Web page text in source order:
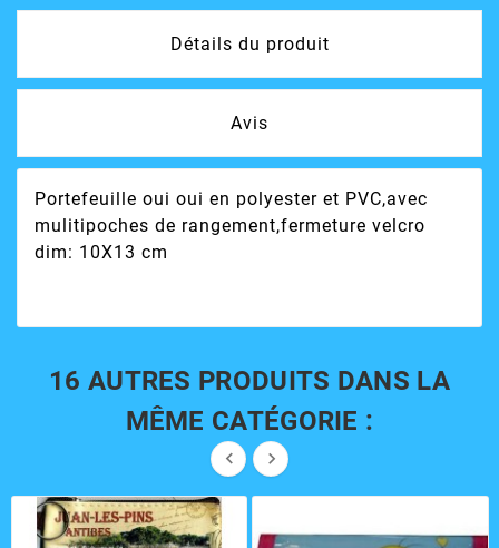
Détails du produit
Avis
Portefeuille oui oui en polyester et PVC,avec
mulitipoches de rangement,fermeture velcro
dim: 10X13 cm
16 AUTRES PRODUITS DANS LA
MÊME CATÉGORIE :
 